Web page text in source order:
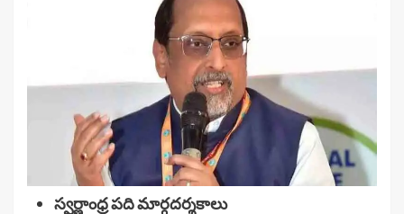
స్వర్ణాంధ్ర పది మార్గదర్శకాలు